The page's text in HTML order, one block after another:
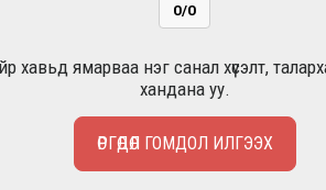
0/0
хавьд ямарваа нэг санал хүсэлт,
хандана уу.
ӨРГӨДӨЛ ГОМДОЛ ИЛГЭЭХ